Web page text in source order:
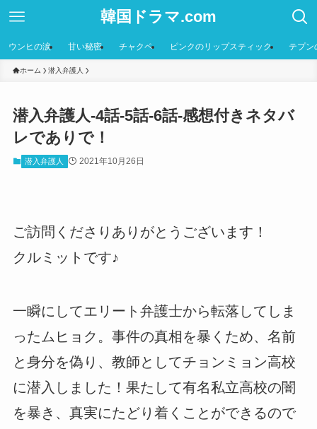
韓国ドラマ.com
ウンヒの涙 甘い秘密 チャクペ ピンクのリップスティック テプン
ホーム 潜入弁護人
潜入弁護人-4話-5話-6話-感想付きネタバ
レでありで！
潜入弁護人 2021年10月26日
ご訪問くださりありがとうございます！
クルミットです♪
一瞬にしてエリート弁護士から転落してしま
ったムヒョク。事件の真相を暴くため、名前
と身分を偽り、教師としてチョンミョン高校
に潜入しました！果たして有名私立高校の闇
を暴き、真実にたどり着くことができるので